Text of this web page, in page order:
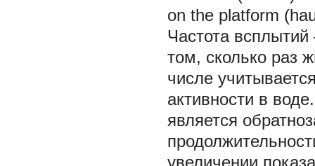
on the platform
Частота
том, сколько раз
числе
активности в
является